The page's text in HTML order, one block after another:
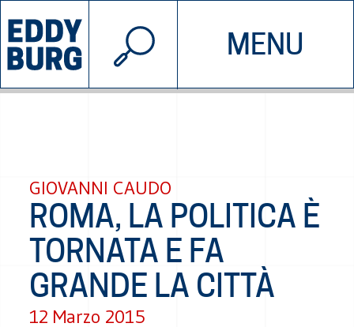
MENU
INIZIATIVE CHI SIAMO
© 2026 EDDYBURG
GIOVANNI CAUDO
ROMA, LA POLITICA È
TORNATA E FA
GRANDE LA CITTÀ
12 Marzo 2015